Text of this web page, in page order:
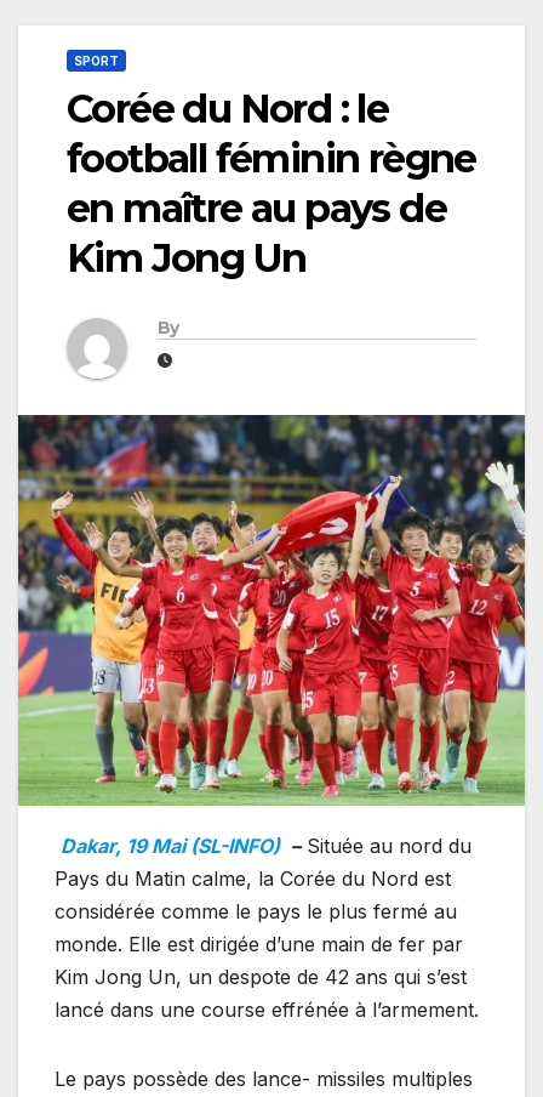
SPORT
Corée du Nord : le
football féminin règne
en maître au pays de
Kim Jong Un
By
Dakar, 19 Mai (SL-INFO) –Située au nord du
Pays du Matin calme, la Corée du Nord est
considérée comme le pays le plus fermé au
monde. Elle est dirigée d’une main de fer par
Kim Jong Un, un despote de 42 ans qui s’est
lancé dans une course effrénée à l’armement.
Le pays possède des lance- missiles multiples